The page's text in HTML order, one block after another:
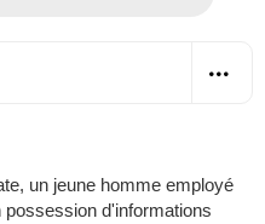
un jeune homme employé
possession d'informations